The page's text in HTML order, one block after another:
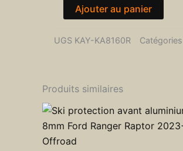
droit
Cruiser
Ajouter au panier
UGS KAY-KA8160R Catégories
Produits similaires